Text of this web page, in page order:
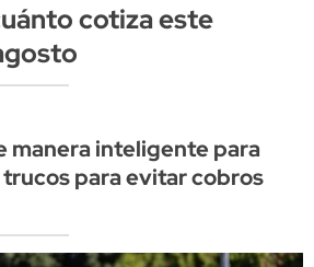
cotiza este
manera inteligente para
para evitar cobros